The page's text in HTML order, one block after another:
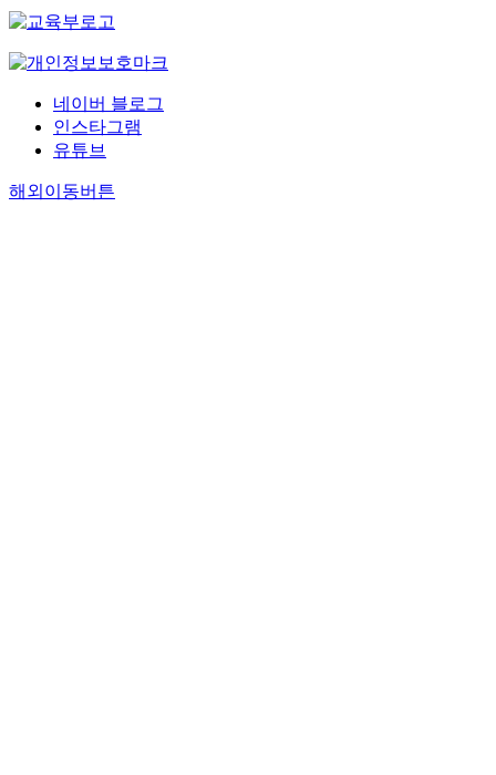
네이버 블로그
인스타그램
유튜브
해외이동버튼